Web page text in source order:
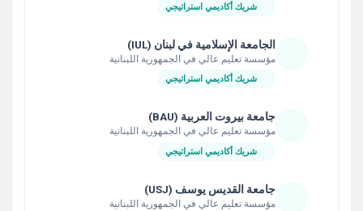
شريك أكاديمي استراتيجي
الجامعة الإسلامية في لبنان (IUL)
مؤسسة تعليم عالي في الجمهورية اللبنانية
شريك أكاديمي استراتيجي
جامعة بيروت العربية (BAU)
مؤسسة تعليم عالي في الجمهورية اللبنانية
شريك أكاديمي استراتيجي
جامعة القديس يوسف (USJ)
مؤسسة تعليم عالي في الجمهورية اللبنانية